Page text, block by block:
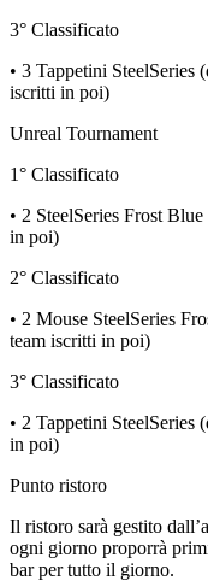
3° Classificato
• 3 Tappetini SteelSeries
iscritti in poi)
Unreal Tournament
1° Classificato
• 2 SteelSeries Frost
in poi)
2° Classificato
• 2 Mouse SteelSeries
team iscritti in poi)
3° Classificato
• 2 Tappetini SteelSeries
in poi)
Punto ristoro
Il ristoro sarà gestito
ogni giorno proporrà
bar per tutto il giorno.